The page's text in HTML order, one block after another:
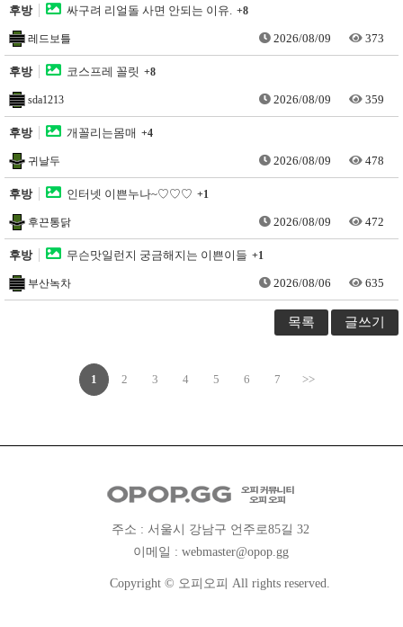
후방 싸구려 리얼돌 사면 안되는 이유. +8
레드보틀 373
2026/08/09
후방 코스프레 꼴릿 +8
sda1213 359
2026/08/09
후방 개꼴리는몸매 +4
귀날두 478
2026/08/09
후방 인터넷 이쁜누나~♡♡♡ +1
후끈통닭 472
2026/08/09
후방 무슨맛일런지 궁금해지는 이쁜이들 +1
부산녹차 635
2026/08/06
글쓰기
목록
1 2 3 4 5 6 7 >>
주소 : 서울시 강남구 언주로85길 32
이메일 : webmaster@opop.gg
Copyright © 오피오피 All rights reserved.